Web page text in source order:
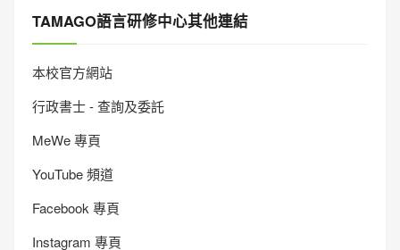
TAMAGO語言研修中心其他連結
本校官方網站
行政書士 - 查詢及委託
MeWe 專頁
YouTube 頻道
Facebook 專頁
Instagram 專頁